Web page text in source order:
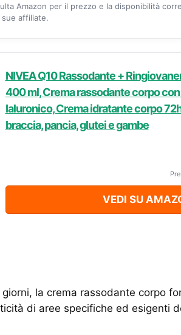
Amazon per il prezzo e la disponibilità
sue affiliate.
NIVEA Q10 Rassodante +
400 ml, Crema rassodante corpo
Ialuronico, Crema idratante corpo
braccia, pancia, glutei e gambe
VEDI SU
giorni, la crema rassodante corpo
di aree specifiche ed esigenti